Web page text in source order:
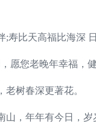
;寿比天高福比海深
愿您老晚年幸福，健
老树春深更著花。
山，年年有今日，岁